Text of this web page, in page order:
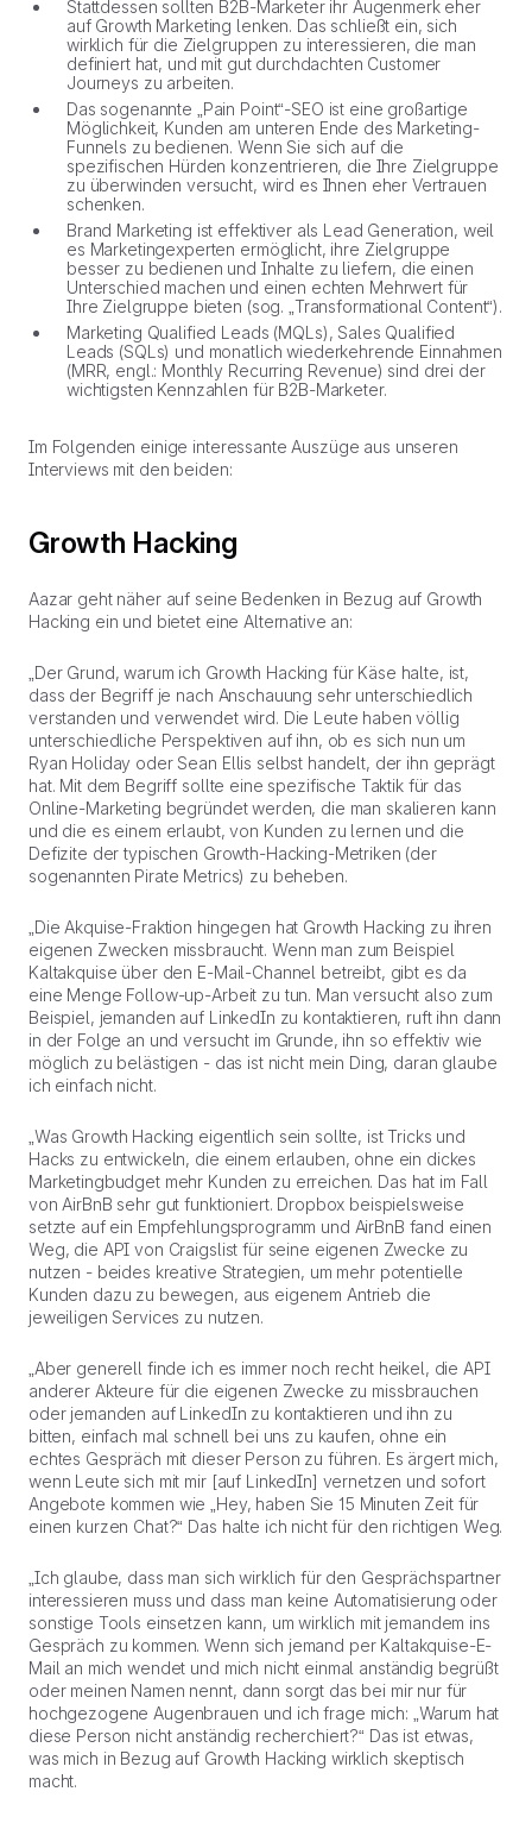
Stattdessen sollten B2B-Marketer ihr Augenmerk eher
auf Growth Marketing lenken. Das schließt ein, sich
wirklich für die Zielgruppen zu interessieren, die man
definiert hat, und mit gut durchdachten Customer
Journeys zu arbeiten.
Das sogenannte „Pain Point“-SEO ist eine großartige
Möglichkeit, Kunden am unteren Ende des Marketing-
Funnels zu bedienen. Wenn Sie sich auf die
spezifischen Hürden konzentrieren, die Ihre Zielgruppe
zu überwinden versucht, wird es Ihnen eher Vertrauen
schenken.
Brand Marketing ist effektiver als Lead Generation, weil
es Marketingexperten ermöglicht, ihre Zielgruppe
besser zu bedienen und Inhalte zu liefern, die einen
Unterschied machen und einen echten Mehrwert für
Ihre Zielgruppe bieten (sog. „Transformational Content“).
Marketing Qualified Leads (MQLs), Sales Qualified
Leads (SQLs) und monatlich wiederkehrende Einnahmen
(MRR, engl.: Monthly Recurring Revenue) sind drei der
wichtigsten Kennzahlen für B2B-Marketer.
Im Folgenden einige interessante Auszüge aus unseren
Interviews mit den beiden:
Growth Hacking
Aazar geht näher auf seine Bedenken in Bezug auf Growth
Hacking ein und bietet eine Alternative an:
„Der Grund, warum ich Growth Hacking für Käse halte, ist,
dass der Begriff je nach Anschauung sehr unterschiedlich
verstanden und verwendet wird. Die Leute haben völlig
unterschiedliche Perspektiven auf ihn, ob es sich nun um
Ryan Holiday oder Sean Ellis selbst handelt, der ihn geprägt
hat. Mit dem Begriff sollte eine spezifische Taktik für das
Online-Marketing begründet werden, die man skalieren kann
und die es einem erlaubt, von Kunden zu lernen und die
Defizite der typischen Growth-Hacking-Metriken (der
sogenannten Pirate Metrics) zu beheben.
„Die Akquise-Fraktion hingegen hat Growth Hacking zu ihren
eigenen Zwecken missbraucht. Wenn man zum Beispiel
Kaltakquise über den E-Mail-Channel betreibt, gibt es da
eine Menge Follow-up-Arbeit zu tun. Man versucht also zum
Beispiel, jemanden auf LinkedIn zu kontaktieren, ruft ihn dann
in der Folge an und versucht im Grunde, ihn so effektiv wie
möglich zu belästigen - das ist nicht mein Ding, daran glaube
ich einfach nicht.
„Was Growth Hacking eigentlich sein sollte, ist Tricks und
Hacks zu entwickeln, die einem erlauben, ohne ein dickes
Marketingbudget mehr Kunden zu erreichen. Das hat im Fall
von AirBnB sehr gut funktioniert. Dropbox beispielsweise
setzte auf ein Empfehlungsprogramm und AirBnB fand einen
Weg, die API von Craigslist für seine eigenen Zwecke zu
nutzen - beides kreative Strategien, um mehr potentielle
Kunden dazu zu bewegen, aus eigenem Antrieb die
jeweiligen Services zu nutzen.
„Aber generell finde ich es immer noch recht heikel, die API
anderer Akteure für die eigenen Zwecke zu missbrauchen
oder jemanden auf LinkedIn zu kontaktieren und ihn zu
bitten, einfach mal schnell bei uns zu kaufen, ohne ein
echtes Gespräch mit dieser Person zu führen. Es ärgert mich,
wenn Leute sich mit mir [auf LinkedIn] vernetzen und sofort
Angebote kommen wie „Hey, haben Sie 15 Minuten Zeit für
einen kurzen Chat?“ Das halte ich nicht für den richtigen Weg.
„Ich glaube, dass man sich wirklich für den Gesprächspartner
interessieren muss und dass man keine Automatisierung oder
sonstige Tools einsetzen kann, um wirklich mit jemandem ins
Gespräch zu kommen. Wenn sich jemand per Kaltakquise-E-
Mail an mich wendet und mich nicht einmal anständig begrüßt
oder meinen Namen nennt, dann sorgt das bei mir nur für
hochgezogene Augenbrauen und ich frage mich: „Warum hat
diese Person nicht anständig recherchiert?“ Das ist etwas,
was mich in Bezug auf Growth Hacking wirklich skeptisch
macht.